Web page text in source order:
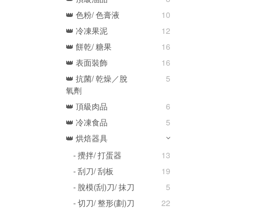
👑 色粉/ 色膏液
10
👑 冷凍果泥
12
👑 餅乾/ 糖果
16
👑 表面裝飾
16
👑 抗菌/ 乾燥／脫
氧劑
5
👑 頂級肉品
6
👑 冷凍食品
5
👑 烘焙器具
- 攪拌/ 打蛋器
13
- 刮刀/ 刮板
19
- 脫模(刮)刀/ 抹刀
5
- 切刀/ 整形(劃)刀
22